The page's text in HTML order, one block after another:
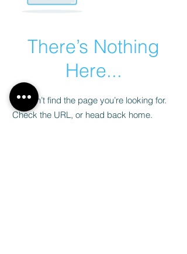
There’s Nothing
Here...
We can’t find the page you’re looking for.
Check the URL, or head back home.